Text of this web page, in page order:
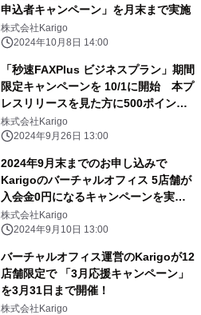
申込者キャンペーン」を月末まで実施
株式会社Karigo
2024年10月8日 14:00
「秒速FAXPlus ビジネスプラン」期間
限定キャンペーンを 10/1に開始 本プ
レスリリースを見た方に500ポイント
バック！
株式会社Karigo
2024年9月26日 13:00
2024年9月末までのお申し込みで
Karigoのバーチャルオフィス 5店舗が
入会金0円になるキャンペーンを実
施！
株式会社Karigo
2024年9月10日 13:00
バーチャルオフィス運営のKarigoが12
店舗限定で 「3月応援キャンペーン」
を3月31日まで開催！
株式会社Karigo